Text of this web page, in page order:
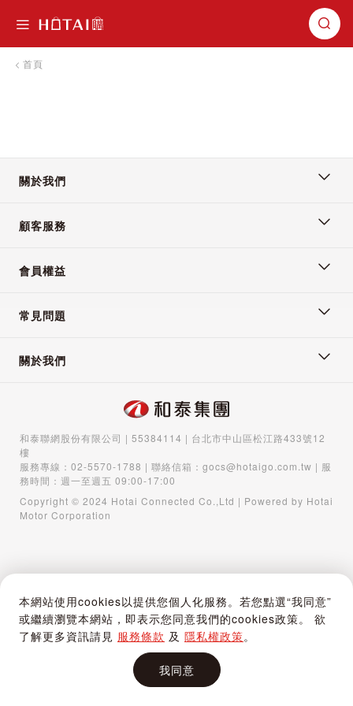
本網站使用cookies以提供您個人化服務。若您點選“我同意”
或繼續瀏覽本網站，即表示您同意我們的cookies政策。 欲
了解更多資訊請見 服務條款 及 隱私權政策。
我同意
購物車
首頁
關於我們
顧客服務
會員權益
常見問題
關於我們
和泰聯網股份有限公司 | 55384114 | 台北市中山區松江路433號12
樓
服務專線： 02-5570-1788 | 聯絡信箱： gocs@hotaigo.com.tw | 服
務時間：週一至週五 09:00-17:00
Copyright © 2024 Hotai Connected Co.,Ltd | Powered by Hotai
Motor Corporation